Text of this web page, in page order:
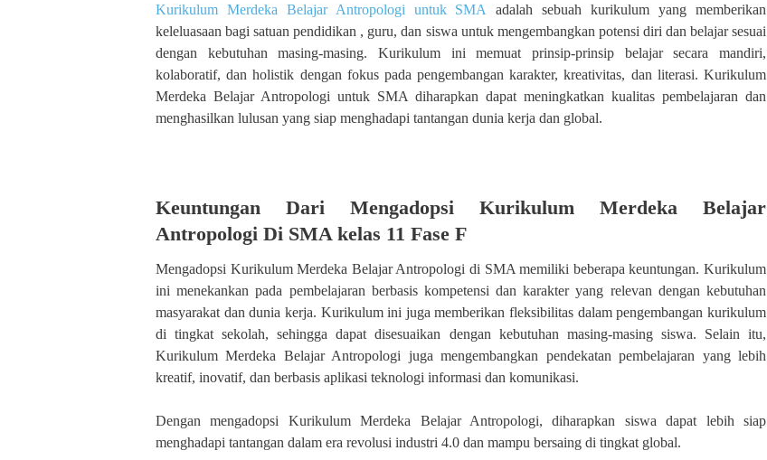
Kurikulum Merdeka Belajar Antropologi untuk SMA
adalah sebuah kurikulum yang memberikan
keleluasaan bagi satuan pendidikan , guru, dan siswa untuk mengembangkan potensi diri dan belajar sesuai
dengan kebutuhan masing-masing. Kurikulum ini memuat prinsip-prinsip belajar secara mandiri,
kolaboratif, dan holistik dengan fokus pada pengembangan karakter, kreativitas, dan literasi. Kurikulum
Merdeka Belajar Antropologi untuk SMA diharapkan dapat meningkatkan kualitas pembelajaran dan
menghasilkan lulusan yang siap menghadapi tantangan dunia kerja dan global.
Keuntungan Dari Mengadopsi Kurikulum Merdeka Belajar
Antropologi Di SMA kelas 11 Fase F
Mengadopsi Kurikulum Merdeka Belajar Antropologi di SMA memiliki beberapa keuntungan. Kurikulum
ini menekankan pada pembelajaran berbasis kompetensi dan karakter yang relevan dengan kebutuhan
masyarakat dan dunia kerja. Kurikulum ini juga memberikan fleksibilitas dalam pengembangan kurikulum
di tingkat sekolah, sehingga dapat disesuaikan dengan kebutuhan masing-masing siswa. Selain itu,
Kurikulum Merdeka Belajar Antropologi juga mengembangkan pendekatan pembelajaran yang lebih
kreatif, inovatif, dan berbasis aplikasi teknologi informasi dan komunikasi.
Dengan mengadopsi Kurikulum Merdeka Belajar Antropologi, diharapkan siswa dapat lebih siap
menghadapi tantangan dalam era revolusi industri 4.0 dan mampu bersaing di tingkat global.